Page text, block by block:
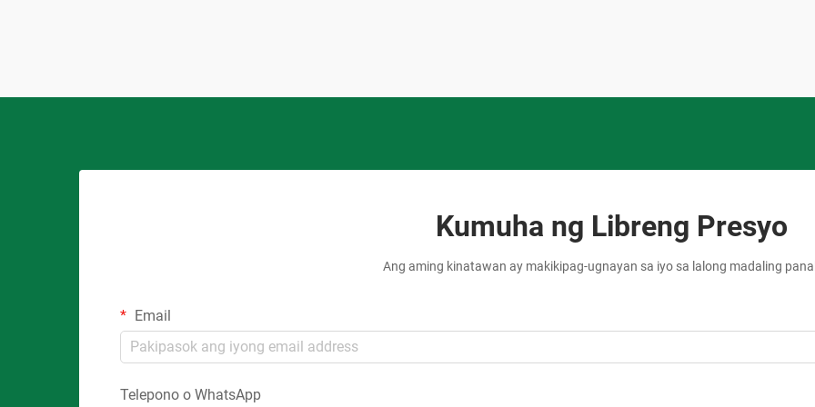
Kumuha ng Libreng Presyo
Ang aming kinatawan ay makikipag-ugnayan sa iyo sa lalong madaling
Email
Telepono o WhatsApp